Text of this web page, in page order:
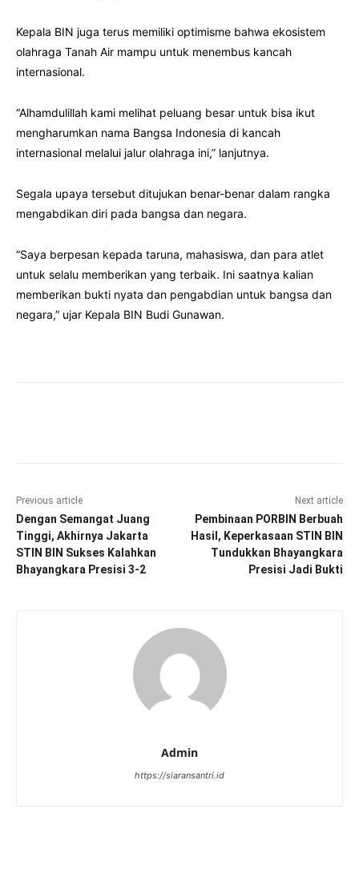
Kepala BIN juga terus memiliki optimisme bahwa ekosistem
olahraga Tanah Air mampu untuk menembus kancah
internasional.
“Alhamdulillah kami melihat peluang besar untuk bisa ikut
mengharumkan nama Bangsa Indonesia di kancah
internasional melalui jalur olahraga ini,” lanjutnya.
Segala upaya tersebut ditujukan benar-benar dalam rangka
mengabdikan diri pada bangsa dan negara.
“Saya berpesan kepada taruna, mahasiswa, dan para atlet
untuk selalu memberikan yang terbaik. Ini saatnya kalian
memberikan bukti nyata dan pengabdian untuk bangsa dan
negara,” ujar Kepala BIN Budi Gunawan.
Previous article
Dengan Semangat Juang
Tinggi, Akhirnya Jakarta
STIN BIN Sukses Kalahkan
Bhayangkara Presisi 3-2
Next article
Pembinaan PORBIN Berbuah
Hasil, Keperkasaan STIN BIN
Tundukkan Bhayangkara
Presisi Jadi Bukti
Admin
https://siaransantri.id